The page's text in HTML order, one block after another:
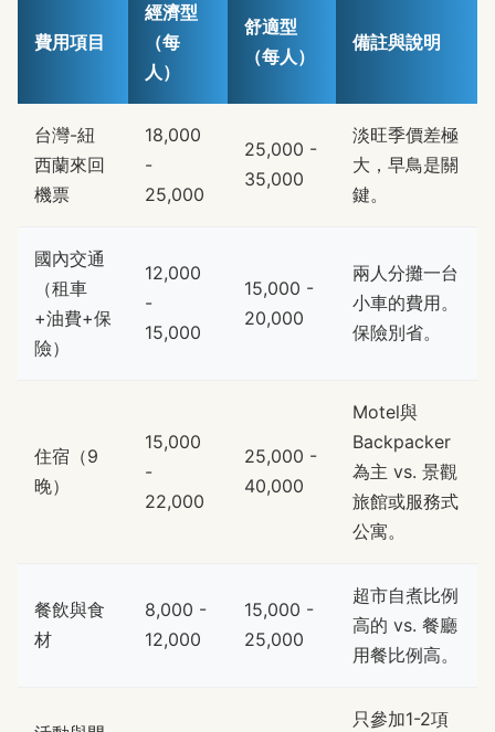
費用項目
經濟型
（每
人）
舒適型
（每人）
備註與說明
台灣-紐
西蘭來回
機票
18,000
-
25,000
25,000 -
35,000
淡旺季價差極
大，早鳥是關
鍵。
國內交通
（租車
+油費+保
險）
12,000
-
15,000
15,000 -
20,000
兩人分攤一台
小車的費用。
保險別省。
住宿（9
晚）
15,000
-
22,000
25,000 -
40,000
Motel與
Backpacker
為主 vs. 景觀
旅館或服務式
公寓。
餐飲與食
材
8,000 -
12,000
15,000 -
25,000
超市自煮比例
高的 vs. 餐廳
用餐比例高。
只參加1-2項